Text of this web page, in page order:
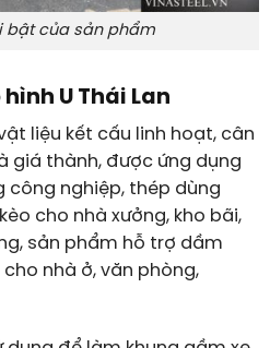
bật của sản phẩm
U Thái Lan
liệu kết cấu linh hoạt, cân
giá thành, được ứng dụng
công nghiệp, thép dùng
cho nhà xưởng, kho bãi,
sản phẩm hỗ trợ dầm
nhà ở, văn phòng,